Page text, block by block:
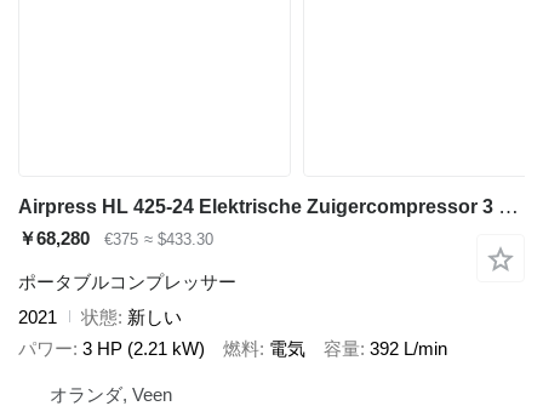
Airpress HL 425-24 Elektrische Zuigercompressor 3 PK 392 L / min 8 Bar Ov
￥68,280 €375 ≈ $433.30
ポータブルコンプレッサー
2021
状態 新しい
パワー 3 HP (2.21 kW) 燃料 電気 容量 392 L/min
オランダ, Veen